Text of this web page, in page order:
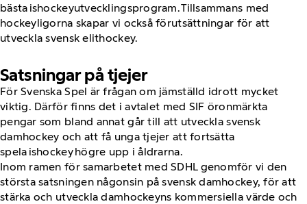
bästa ishockeyutvecklingsprogram. Tillsammans med
hockeyligorna skapar vi också förutsättningar för att
utveckla svensk elithockey.
Satsningar på tjejer
För Svenska Spel är frågan om jämställd idrott mycket
viktig. Därför finns det i avtalet med SIF öronmärkta
pengar som bland annat går till att utveckla svensk
damhockey och att få unga tjejer att fortsätta
spela ishockey högre upp i åldrarna.
Inom ramen för samarbetet med SDHL genomför vi den
största satsningen någonsin på svensk damhockey, för att
stärka och utveckla damhockeyns kommersiella värde och